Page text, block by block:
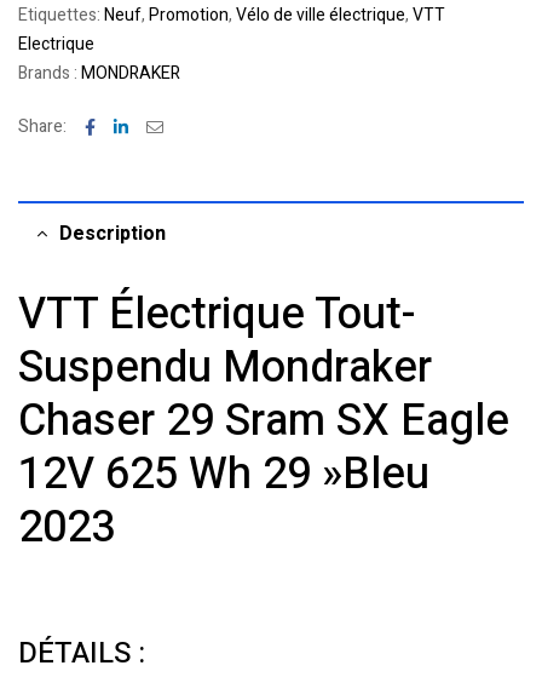
Etiquettes:Neuf,Promotion,Vélo de ville électrique,VTT
Electrique
Brands :MONDRAKER
Share: Facebook
LinkedinEmail
Description
VTT Électrique Tout-
Suspendu Mondraker
Chaser 29 Sram SX Eagle
12V 625 Wh 29 »Bleu
2023
DÉTAILS :